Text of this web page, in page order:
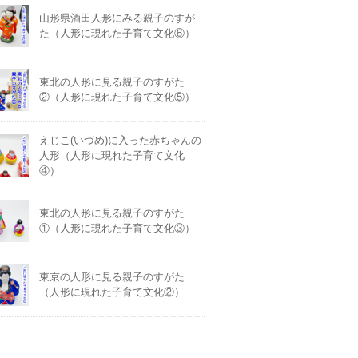
山形県酒田人形にみる親子のすが
た（人形に現れた子育て文化⑥）
東北の人形に見る親子のすがた
②（人形に現れた子育て文化⑤）
えじこ(いづめ)に入った赤ちゃんの
人形（人形に現れた子育て文化
④）
東北の人形に見る親子のすがた
①（人形に現れた子育て文化③）
東京の人形に見る親子のすがた
（人形に現れた子育て文化②）